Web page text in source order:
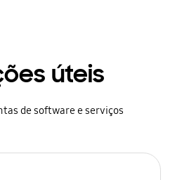
úteis
de software e serviços